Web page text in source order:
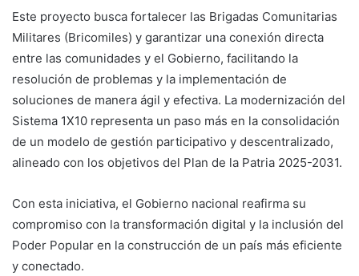
Este proyecto busca fortalecer las Brigadas Comunitarias
Militares (Bricomiles) y garantizar una conexión directa
entre las comunidades y el Gobierno, facilitando la
resolución de problemas y la implementación de
soluciones de manera ágil y efectiva. La modernización del
Sistema 1X10 representa un paso más en la consolidación
de un modelo de gestión participativo y descentralizado,
alineado con los objetivos del Plan de la Patria 2025-2031.
Con esta iniciativa, el Gobierno nacional reafirma su
compromiso con la transformación digital y la inclusión del
Poder Popular en la construcción de un país más eficiente
y conectado.